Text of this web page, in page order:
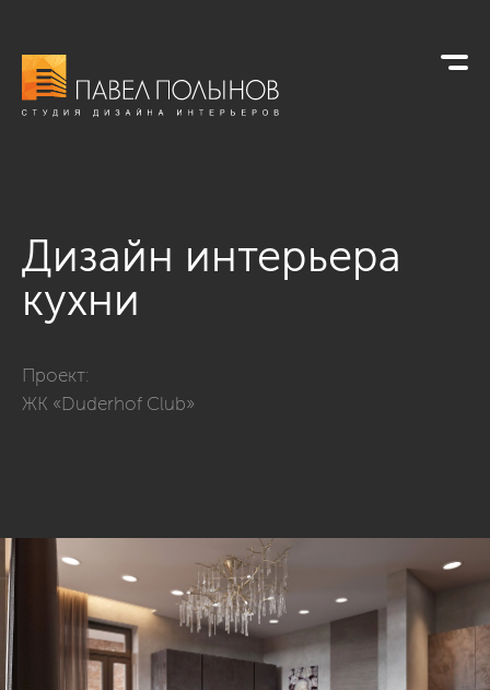
Дизайн интерьера
кухни
Проект:
ЖК «Duderhof Club»